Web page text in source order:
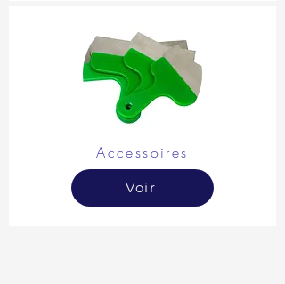
Accessoires
Voir